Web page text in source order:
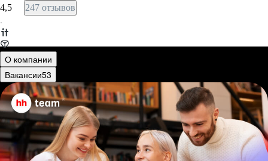
4,5 247 отзывов
·
О компании
Вакансии53